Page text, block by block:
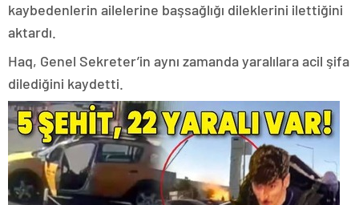
kaybedenlerin ailelerine başsağlığı dileklerini ilettiğini
aktardı.
Haq, Genel Sekreter’in aynı zamanda yaralılara acil şifa
dilediğini kaydetti.